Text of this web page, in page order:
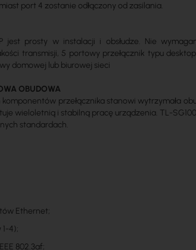
port 4 zostanie odłączony od zasilania.
jest prosty w instalacji i obsłudze. Nie
transmisji, 5 portowy przełącznik typu
domowej lub biurowej sieci
OBUDOWA
komponentów przełącznika stanowi wytrzymała
wieloletnią i stabilną pracę urządzenia. TL-
standardach.
Ethernet;
1-4);
802.3af;